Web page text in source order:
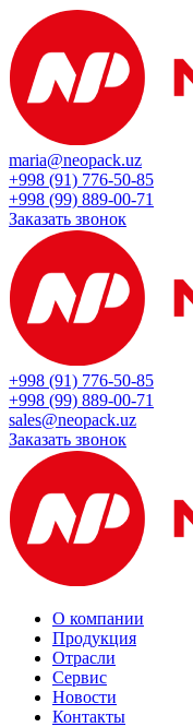
maria@neopack.uz
+998 (91) 776-50-85
+998 (99) 889-00-71
Заказать звонок
+998 (91) 776-50-85
+998 (99) 889-00-71
sales@neopack.uz
Заказать звонок
О компании
Продукция
Отрасли
Сервис
Новости
Контакты